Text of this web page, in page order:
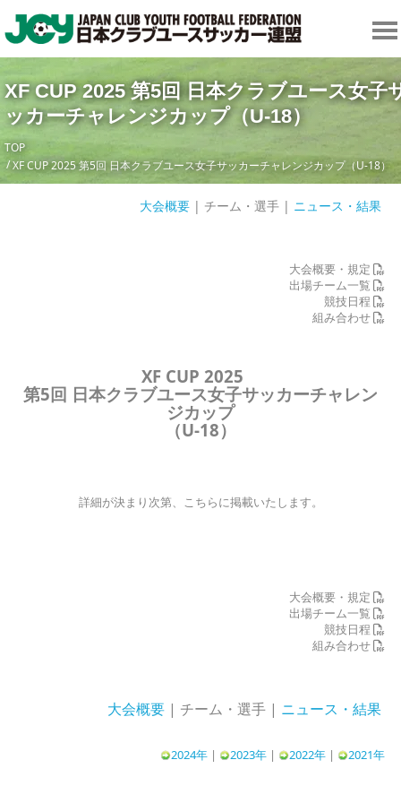
XF CUP 2025 第5回 日本クラブユース女子
ッカーチャレンジカップ（U-18）
TOP
XF CUP 2025 第5回 日本クラブユース女子サッカーチャレンジカップ（U-18）
大会概要| チーム・選手 | ニュース・結果
大会概要・規定
出場チーム一覧
競技日程
組み合わせ
XF CUP 2025
第5回 日本クラブユース女子サッカーチャレン
ジカップ
（U-18）
詳細が決まり次第、こちらに掲載いたします。
大会概要・規定
出場チーム一覧
競技日程
組み合わせ
大会概要| チーム・選手 | ニュース・結果
2024年| 2023年| 2022年| 2021年